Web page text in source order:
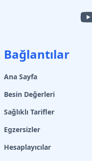
Bağlantılar
Ana Sayfa
Besin Değerleri
Sağlıklı Tarifler
Egzersizler
Hesaplayıcılar